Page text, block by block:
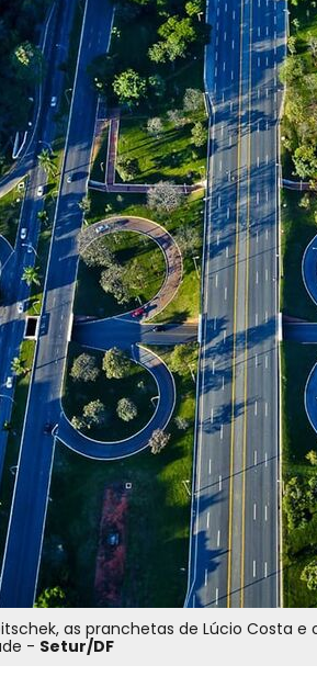
as pranchetas de Lúcio Costa
- Setur/DF